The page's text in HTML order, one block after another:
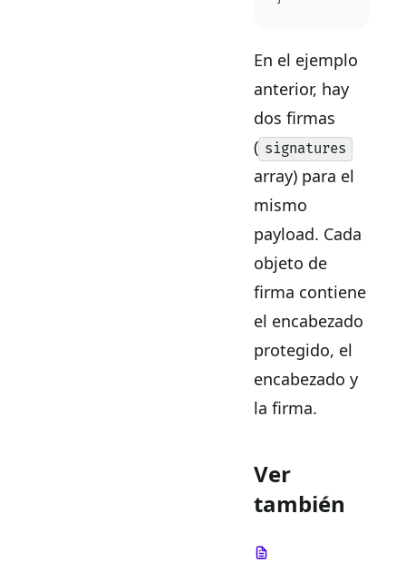
En el ejemplo
anterior, hay
dos firmas
( signatures
array) para el
mismo
payload. Cada
objeto de
firma contiene
el encabezado
protegido, el
encabezado y
la firma.
Ver
también